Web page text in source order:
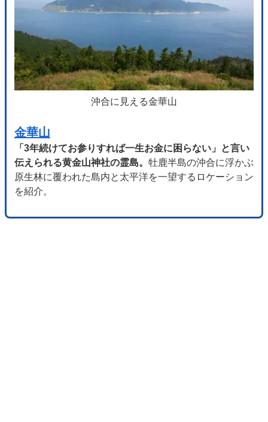
沖合に見える金華山
金華山
「3年続けてお参りすれば一生お金に困らない」と言い
伝えられる黄金山神社の霊島。 牡鹿半島の沖合に浮かぶ
原生林に覆われた島内と太平洋を一望するロケーション
を紹介。